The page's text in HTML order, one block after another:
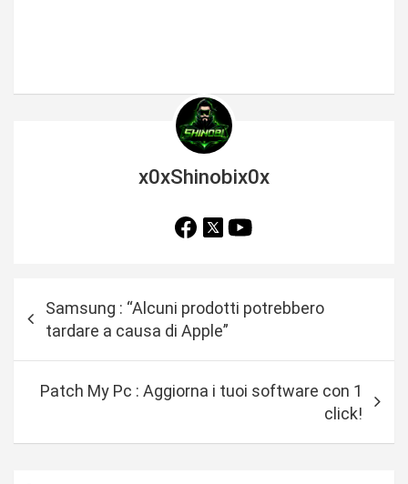
x0xShinobix0x
a
Samsung : “Alcuni prodotti potrebbero
tardare a causa di Apple”
Patch My Pc : Aggiorna i tuoi software con 1
click!